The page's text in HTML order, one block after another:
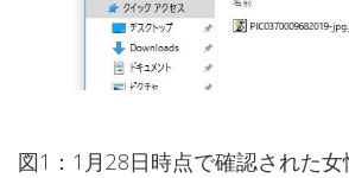
図1：1月28日時点で確認された